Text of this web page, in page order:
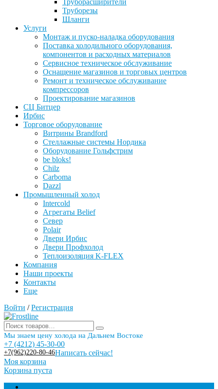
Труборасширители
Труборезы
Шланги
Услуги
Монтаж и пуско-наладка оборудования
Поставка холодильного оборудования,
компонентов и расходных материалов
Сервисное техническое обслуживание
Оснащение магазинов и торговых центров
Ремонт и техническое обслуживание
компрессоров
Проектирование магазинов
СЦ Битцер
Ирбис
Торговое оборудование
Витрины Brandford
Стеллажные системы Нордика
Оборудование Гольфстрим
be bloks!
Chilz
Carboma
Dazzl
Промышленный холод
Intercold
Агрегаты Belief
Север
Polair
Двери Ирбис
Двери Профхолод
Теплоизоляция K-FLEX
Компания
Наши проекты
Контакты
Еще
Войти / Регистрация
Мы знаем цену холода на Дальнем Востоке
+7 (4212) 45-30-00
+7(962)220-80-46Написать сейчас!
Моя корзина
Корзина пуста